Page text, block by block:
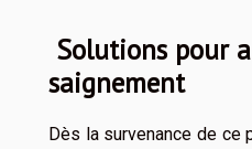
Solutions pour
saignement
Dès la survenance de ce